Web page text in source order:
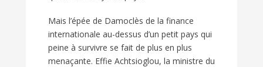
Mais l’épée de Damoclès de la finance
internationale au-dessus d’un petit pays qui
peine à survivre se fait de plus en plus
menaçante. Effie Achtsioglou, la ministre du